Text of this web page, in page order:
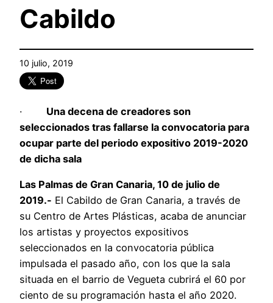
Cabildo
10 julio, 2019
· Una decena de creadores son
seleccionados tras fallarse la convocatoria para
ocupar parte del periodo expositivo 2019-2020
de dicha sala
Las Palmas de Gran Canaria, 10 de julio de
2019.- El Cabildo de Gran Canaria, a través de
su Centro de Artes Plásticas, acaba de anunciar
los artistas y proyectos expositivos
seleccionados en la convocatoria pública
impulsada el pasado año, con los que la sala
situada en el barrio de Vegueta cubrirá el 60 por
ciento de su programación hasta el año 2020.